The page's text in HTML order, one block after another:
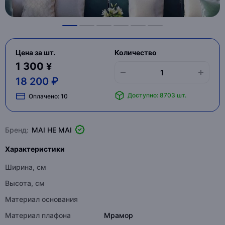
Цена за шт.
1 300 ¥
18 200 ₽
Оплачено: 10
Количество
Доступно: 8703 шт.
Бренд: MAI HE MAI
Характеристики
Ширина, см
Высота, см
Материал основания
Материал плафона
Мрамор